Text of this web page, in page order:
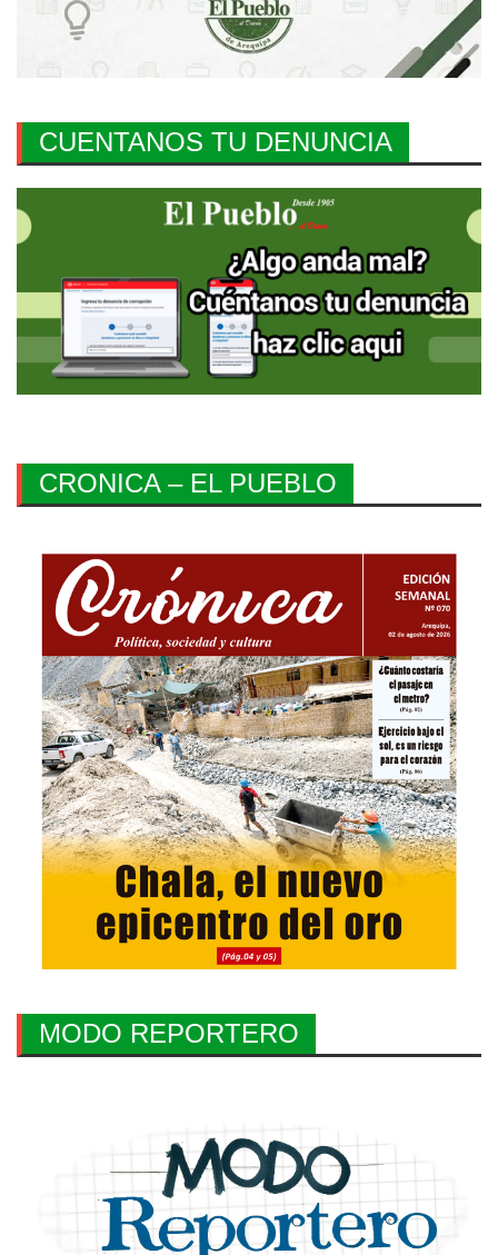
CUENTANOS TU DENUNCIA
CRONICA – EL PUEBLO
MODO REPORTERO